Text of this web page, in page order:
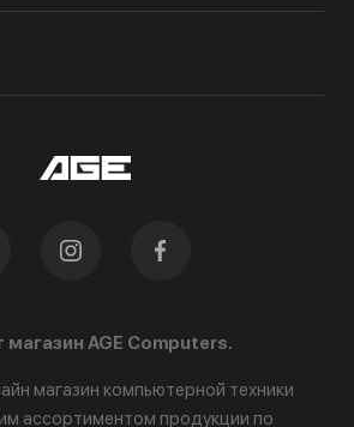
магазин AGE Computers.
магазин компьютерной техники
ассортиментом продукции по